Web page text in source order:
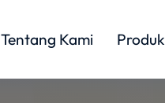
Tentang Kami Produk